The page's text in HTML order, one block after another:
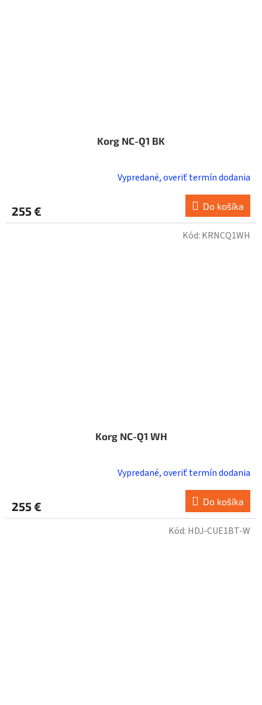
Korg NC-Q1 BK
Vypredané, overiť termín dodania
255 € Do košíka
Korg NC-Q1 WH
Vypredané, overiť termín dodania
255 € Do košíka
Kód: KRNCQ1WH
Kód: HDJ-CUE1BT-W